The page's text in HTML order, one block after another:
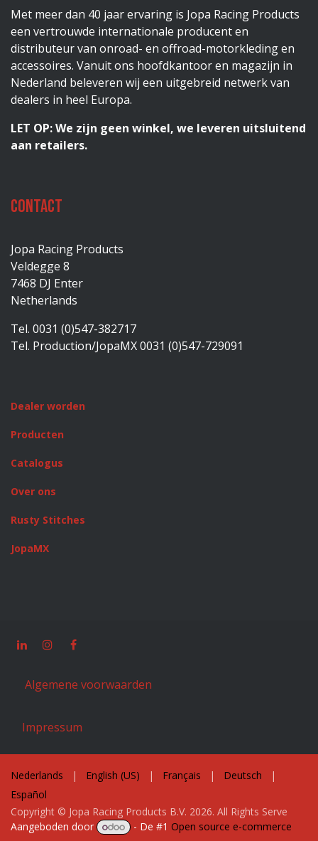
Met meer dan 40 jaar ervaring is Jopa Racing Products
een vertrouwde internationale producent en
distributeur van onroad- en offroad-motorkleding en
accessoires. Vanuit ons hoofdkantoor en magazijn in
Nederland beleveren wij een uitgebreid netwerk van
dealers in heel Europa.
LET OP: We zijn geen winkel, we leveren uitsluitend
aan retailers.
Contact
Jopa Racing Products
Veldegge 8
7468 DJ Enter
Netherlands
Tel. 0031 (0)547-382717
Tel. Production/JopaMX 0031 (0)547-729091
Dealer worden
Producten
Catalogus
Over ons
Rusty Stitches
JopaMX
Algemene voorwaarden
Impressum
Copyright © Jopa Racing Products B.V. 2026. All Rights Serve
Nederlands | English (US) | Français | Deutsch
|
Español
Aangeboden door - De #1Open source e-commerce